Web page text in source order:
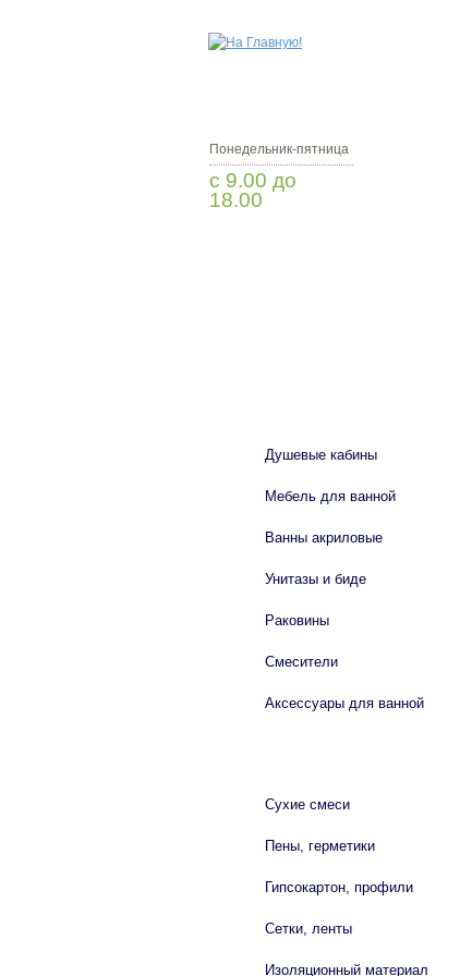
Понедельник-пятница
с 9.00 до
18.00
Душевые кабины
Мебель для ванной
Ванны акриловые
Унитазы и биде
Раковины
Смесители
Аксессуары для ванной
Сухие смеси
Пены, герметики
Гипсокартон, профили
Сетки, ленты
Изоляционный материал